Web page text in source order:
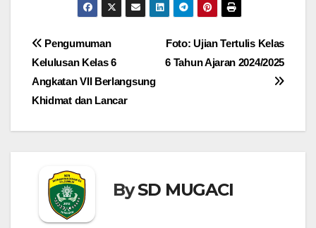
Navigasi
pos
Foto: Ujian Tertulis Kelas
6 Tahun Ajaran 2024/2025
Pengumuman
Kelulusan Kelas 6
Angkatan VII Berlangsung
Khidmat dan Lancar
BySD MUGACI